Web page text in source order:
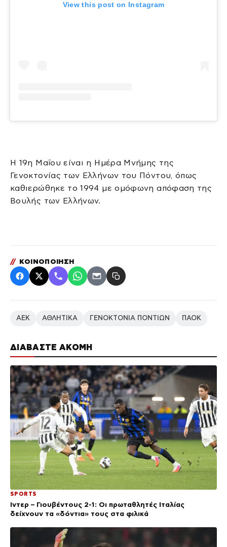
ΔΙΑΒΑΣΤΕ ΑΚΟΜΗ
SPORTS
Ίντερ – Γιουβέντους 2-1: Οι πρωταθλητές Ιταλίας
δείχνουν τα «δόντια» τους στα φιλικά
View this post on Instagram
Η 19η Μαΐου είναι η Ημέρα Μνήμης της
Γενοκτονίας των Ελλήνων του Πόντου, όπως
καθιερώθηκε το 1994 με ομόφωνη απόφαση της
Βουλής των Ελλήνων.
// ΚΟΙΝΟΠΟΙΗΣΗ
ΑΕΚ ΑΘΛΗΤΙΚΑ ΓΕΝΟΚΤΟΝΙΑ ΠΟΝΤΙΩΝ ΠΑΟΚ